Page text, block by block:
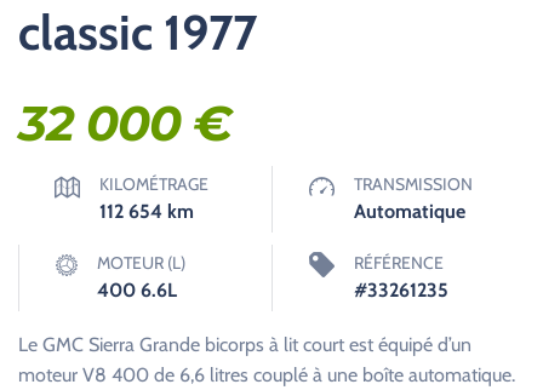
classic 1977
32 000€
KILOMÉTRAGE
112 654 km
TRANSMISSION
Automatique
MOTEUR (L)
400 6.6L
RÉFÉRENCE
#33261235
Le GMC Sierra Grande bicorps à lit court est équipé d’un
moteur V8 400 de 6,6 litres couplé à une boîte automatique.